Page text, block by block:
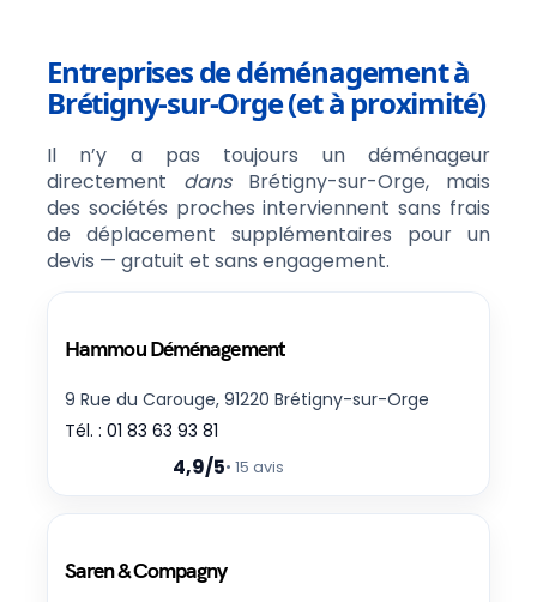
Entreprises de déménagement à
Brétigny-sur-Orge (et à proximité)
Il n’y a pas toujours un déménageur
directement dansBrétigny-sur-Orge, mais
des sociétés proches interviennent sans frais
de déplacement supplémentaires pour un
devis — gratuit et sans engagement.
Hammou Déménagement
9 Rue du Carouge, 91220 Brétigny-sur-Orge
Tél. : 01 83 63 93 81
4,9/5• 15 avis
Saren & Compagny